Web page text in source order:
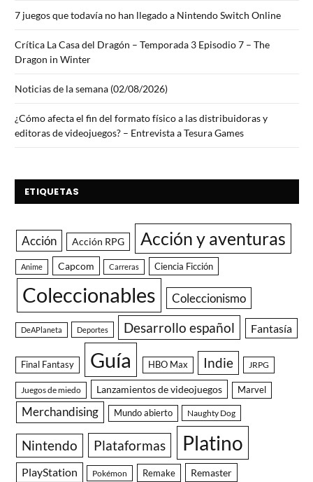
7 juegos que todavía no han llegado a Nintendo Switch Online
Crítica La Casa del Dragón – Temporada 3 Episodio 7 – The
Dragon in Winter
Noticias de la semana (02/08/2026)
¿Cómo afecta el fin del formato físico a las distribuidoras y
editoras de videojuegos? – Entrevista a Tesura Games
ETIQUETAS
Acción Acción RPG Acción y aventuras
Anime Capcom Carreras Ciencia Ficción
Coleccionables Coleccionismo
DeAPlaneta Deportes Desarrollo español Fantasía
Final Fantasy Guía HBO Max Indie JRPG
Juegos de miedo Lanzamientos de videojuegos Marvel
Merchandising Mundo abierto Naughty Dog
Nintendo Plataformas Platino
PlayStation Pokémon Remake Remaster